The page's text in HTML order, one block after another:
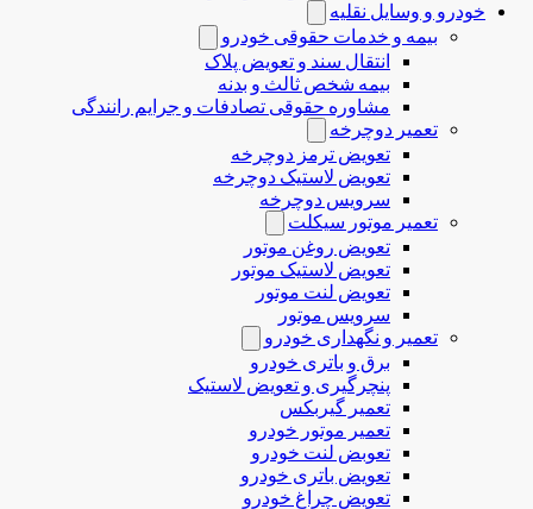
خودرو و وسایل نقلیه
بیمه و خدمات حقوقی خودرو
انتقال سند و تعویض پلاک
بیمه شخص ثالث و بدنه
مشاوره حقوقی تصادفات و جرایم رانندگی
تعمیر دوچرخه
تعویض ترمز دوچرخه
تعویض لاستیک دوچرخه
سرویس دوچرخه
تعمیر موتور سیکلت
تعویض روغن موتور
تعویض لاستیک موتور
تعویض لنت موتور
سرویس موتور
تعمیر و نگهداری خودرو
برق و باتری خودرو
پنچرگیری و تعویض لاستیک
تعمیر گیربکس
تعمیر موتور خودرو
تعوبض لنت خودرو
تعویض باتری خودرو
تعویض چراغ خودرو